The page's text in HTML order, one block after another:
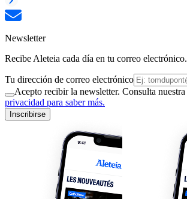
Newsletter
Recibe Aleteia cada día en tu correo electrónico.
Tu dirección de correo electrónico
Acepto recibir la newsletter. Consulta nuestra
privacidad para saber más.
Inscribirse